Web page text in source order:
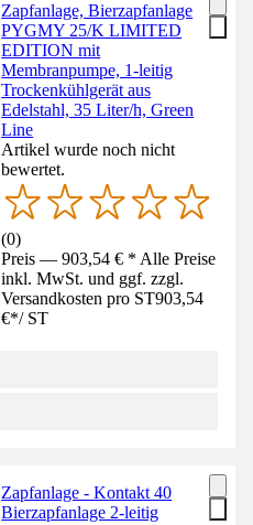
Zapfanlage, Bierzapfanlage
PYGMY 25/K LIMITED
EDITION mit
Membranpumpe, 1-leitig
Trockenkühlgerät aus
Edelstahl, 35 Liter/h, Green
Line
Artikel wurde noch nicht
bewertet.
(0)
Preis — 903,54 € * Alle Preise
inkl. MwSt. und ggf. zzgl.
Versandkosten pro ST903,54
€*/ ST
Zapfanlage - Kontakt 40
Bierzapfanlage 2-leitig